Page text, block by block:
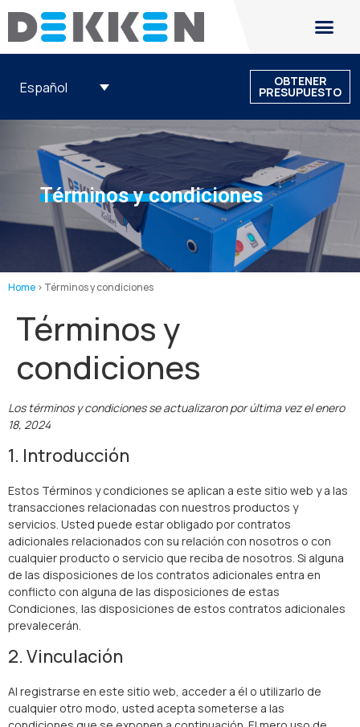
Español OBTENER
PRESUPUESTO
Términos y condiciones
Home > Términos y condiciones
Términos y
condiciones
Los términos y condiciones se actualizaron por última vez el enero
18, 2024
1. Introducción
Estos Términos y condiciones se aplican a este sitio web y a las
transacciones relacionadas con nuestros productos y
servicios. Usted puede estar obligado por contratos
adicionales relacionados con su relación con nosotros o con
cualquier producto o servicio que reciba de nosotros. Si alguna
de las disposiciones de los contratos adicionales entra en
conflicto con alguna de las disposiciones de estas
Condiciones, las disposiciones de estos contratos adicionales
prevalecerán.
2. Vinculación
Al registrarse en este sitio web, acceder a él o utilizarlo de
cualquier otro modo, usted acepta someterse a las